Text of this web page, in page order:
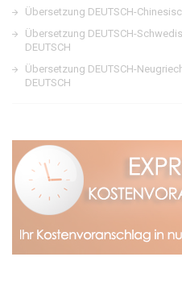
Übersetzung DEUTSCH-
Übersetzung DEUTSCH-
DEUTSCH
Übersetzung DEUTSCH-
DEUTSCH